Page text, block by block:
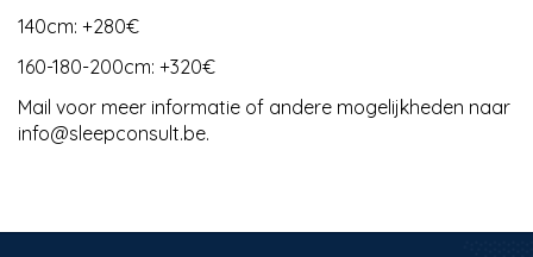
140cm: +280€
160-180-200cm: +320€
Mail voor meer informatie of andere mogelijkheden naar
info@sleepconsult.be.